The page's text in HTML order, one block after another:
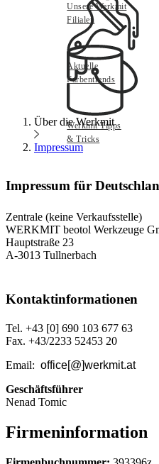
Unsere Werkmit
Filialen
Aktuelle
Farbentrends
Werkmit Tipps
& Tricks
Über die Werkmit
Impressum
Impressum für
Zentrale (keine Verkaufsstelle)
WERKMIT beotol Werkzeuge
Hauptstraße 23
A-3013 Tullnerbach
Kontaktinformationen
Tel. +43 [0] 690 103 677 63
Fax. +43/2233 52453 20
Email: office[@]werkmit.at
Geschäftsführer
Nenad Tomic
Firmeninformation